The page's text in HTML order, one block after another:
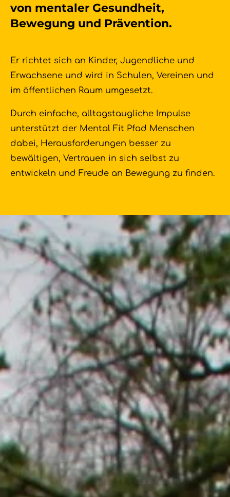
von mentaler Gesundheit,
Bewegung und Prävention.
Er richtet sich an Kinder, Jugendliche und
Erwachsene und wird in Schulen, Vereinen und
im öffentlichen Raum umgesetzt.
Durch einfache, alltagstaugliche Impulse
unterstützt der Mental Fit Pfad Menschen
dabei, Herausforderungen besser zu
bewältigen, Vertrauen in sich selbst zu
entwickeln und Freude an Bewegung zu finden.